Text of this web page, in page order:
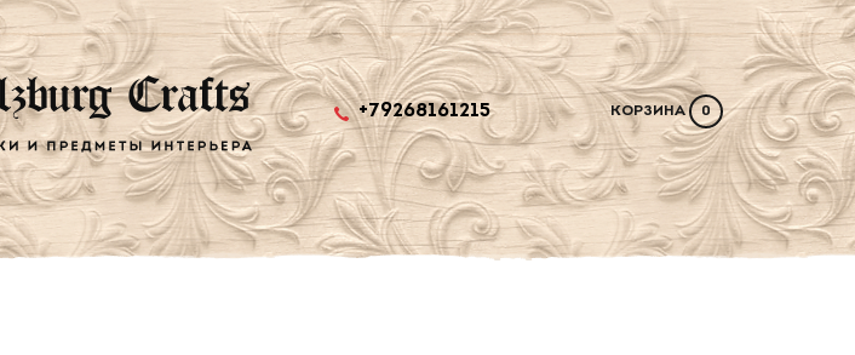
+79268161215 КОРЗИНА 0